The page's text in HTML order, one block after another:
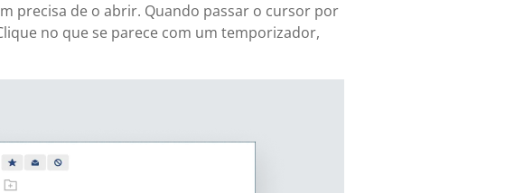
precisa de o abrir. Quando passar o cursor por
no que se parece com um temporizador,